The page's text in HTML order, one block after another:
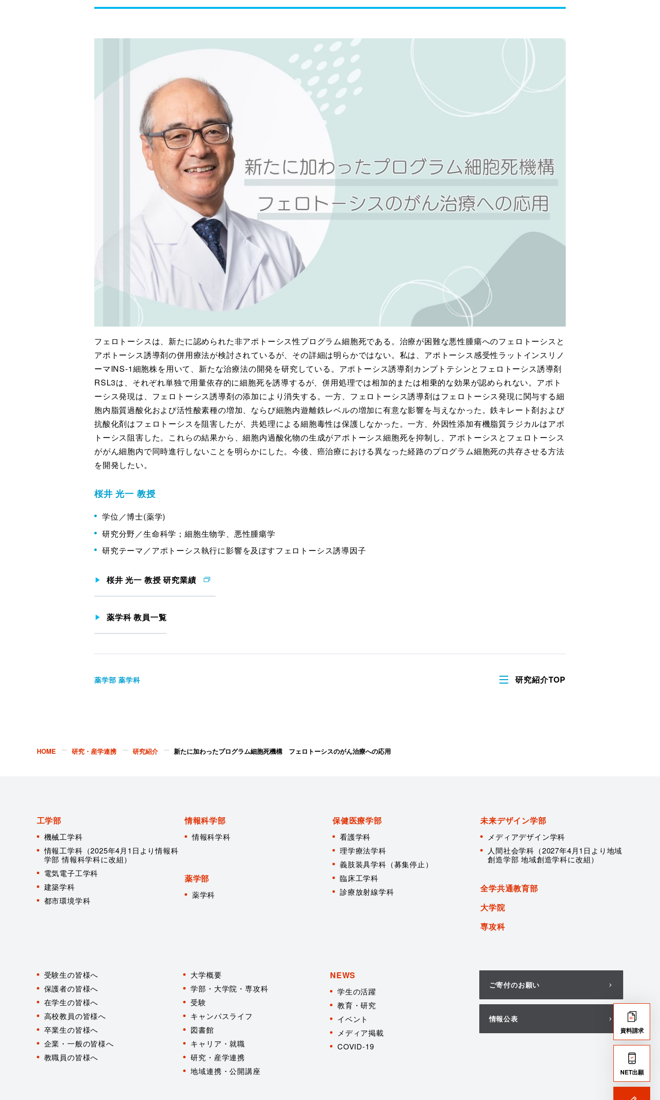
資料請求
NET出願
フェロトーシスは、新たに認められた非アポトーシス性プログラム細胞死である。治療が困難な悪性腫瘍へのフェロトーシスと
アポトーシス誘導剤の併用療法が検討されているが、その詳細は明らかではない。私は、アポトーシス感受性ラットインスリノ
ーマINS-1細胞株を用いて、新たな治療法の開発を研究している。アポトーシス誘導剤カンプトテシンとフェロトーシス誘導剤
RSL3は、それぞれ単独で用量依存的に細胞死を誘導するが、併用処理では相加的または相乗的な効果が認められない。アポト
ーシス発現は、フェロトーシス誘導剤の添加により消失する。一方、フェロトーシス誘導剤はフェロトーシス発現に関与する細
胞内脂質過酸化および活性酸素種の増加、ならび細胞内遊離鉄レベルの増加に有意な影響を与えなかった。鉄キレート剤および
抗酸化剤はフェロトーシスを阻害したが、共処理による細胞毒性は保護しなかった。一方、外因性添加有機脂質ラジカルはアポ
トーシス阻害した。これらの結果から、細胞内過酸化物の生成がアポトーシス細胞死を抑制し、アポトーシスとフェロトーシス
ががん細胞内で同時進行しないことを明らかにした。今後、癌治療における異なった経路のプログラム細胞死の共存させる方法
を開発したい。
桜井 光一 教授
学位／博士(薬学)
研究分野／生命科学；細胞生物学、悪性腫瘍学
研究テーマ／アポトーシス執行に影響を及ぼすフェロトーシス誘導因子
桜井 光一 教授 研究業績
薬学科 教員一覧
薬学部 薬学科 研究紹介TOP
HOME 研究・産学連携 研究紹介 新たに加わったプログラム細胞死機構 フェロトーシスのがん治療への応用
工学部
機械工学科
情報工学科（2025年4月1日より情報科
学部 情報科学科に改組）
電気電子工学科
建築学科
都市環境学科
情報科学部
情報科学科
薬学部
薬学科
保健医療学部
看護学科
理学療法学科
義肢装具学科（募集停止）
臨床工学科
診療放射線学科
未来デザイン学部
メディアデザイン学科
人間社会学科（2027年4月1日より地域
創造学部 地域創造学科に改組）
全学共通教育部
大学院
専攻科
大学概要
学部・大学院・専攻科
受験
キャンパスライフ
図書館
キャリア・就職
研究・産学連携
地域連携・公開講座
者
別
受験生の皆様へ
保護者の皆様へ
在学生の皆様へ
高校教員の皆様へ
卒業生の皆様へ
企業・一般の皆様へ
教職員の皆様へ
NEWS
学生の活躍
教育・研究
イベント
メディア掲載
COVID-19
ご寄付のお願い
情報公表